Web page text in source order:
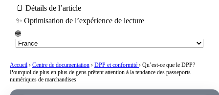
📄 Détails de l’article
✨ Optimisation de l’expérience de lecture
🌐
Accueil › Centre de documentation › DPP et conformité › Qu’est-ce que le DPP?
Pourquoi de plus en plus de gens prêtent attention à la tendance des passeports
numériques de marchandises